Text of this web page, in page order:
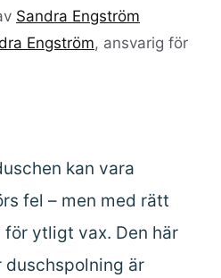
Sandra Engström
Engström, ansvarig för
kan vara
fel – men med rätt
ytligt vax. Den här
duschspolning är